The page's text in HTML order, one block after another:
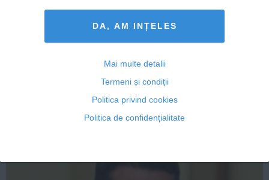
DA, AM INȚELES
Mai multe detalii
Termeni și condiții
Politica privind cookies
Politica de confidențialitate